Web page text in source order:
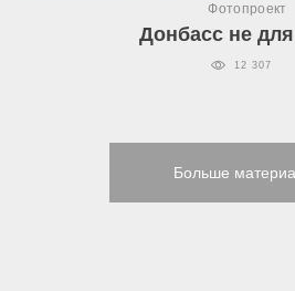
Фотопроект
Донбасс не
12 307
Больше